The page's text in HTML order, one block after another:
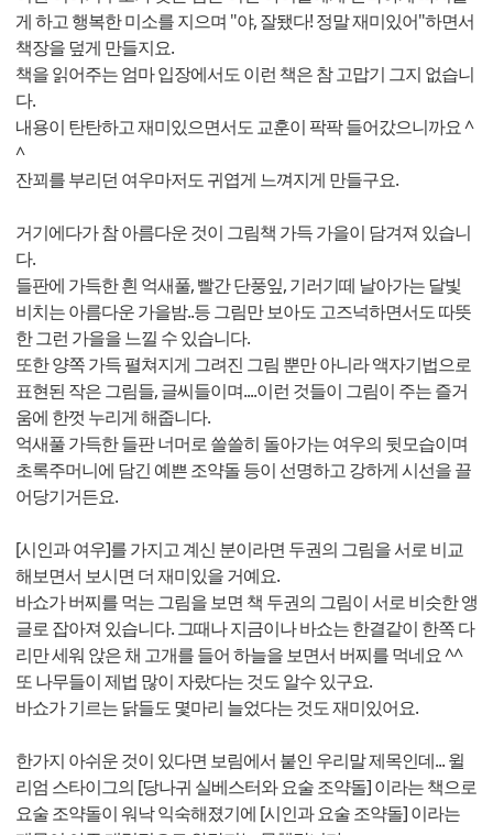
게 하고 행복한 미소를 지으며 "야, 잘됐다! 정말 재미있어"하면서
책장을 덮게 만들지요.
책을 읽어주는 엄마 입장에서도 이런 책은 참 고맙기 그지 없습니
다.
내용이 탄탄하고 재미있으면서도 교훈이 팍팍 들어갔으니까요 ^
^
잔꾀를 부리던 여우마저도 귀엽게 느껴지게 만들구요.
거기에다가 참 아름다운 것이 그림책 가득 가을이 담겨져 있습니
다.
들판에 가득한 흰 억새풀, 빨간 단풍잎, 기러기떼 날아가는 달빛
비치는 아름다운 가을밤..등 그림만 보아도 고즈넉하면서도 따뜻
한 그런 가을을 느낄 수 있습니다.
또한 양쪽 가득 펼쳐지게 그려진 그림 뿐만 아니라 액자기법으로
표현된 작은 그림들, 글씨들이며....이런 것들이 그림이 주는 즐거
움에 한껏 누리게 해줍니다.
억새풀 가득한 들판 너머로 쓸쓸히 돌아가는 여우의 뒷모습이며
초록주머니에 담긴 예쁜 조약돌 등이 선명하고 강하게 시선을 끌
어당기거든요.
[시인과 여우]를 가지고 계신 분이라면 두권의 그림을 서로 비교
해보면서 보시면 더 재미있을 거예요.
바쇼가 버찌를 먹는 그림을 보면 책 두권의 그림이 서로 비슷한 앵
글로 잡아져 있습니다. 그때나 지금이나 바쇼는 한결같이 한쪽 다
리만 세워 앉은 채 고개를 들어 하늘을 보면서 버찌를 먹네요 ^^
또 나무들이 제법 많이 자랐다는 것도 알수 있구요.
바쇼가 기르는 닭들도 몇마리 늘었다는 것도 재미있어요.
한가지 아쉬운 것이 있다면 보림에서 붙인 우리말 제목인데... 윌
리엄 스타이그의 [당나귀 실베스터와 요술 조약돌] 이라는 책으로
요술 조약돌이 워낙 익숙해졌기에 [시인과 요술 조약돌] 이라는